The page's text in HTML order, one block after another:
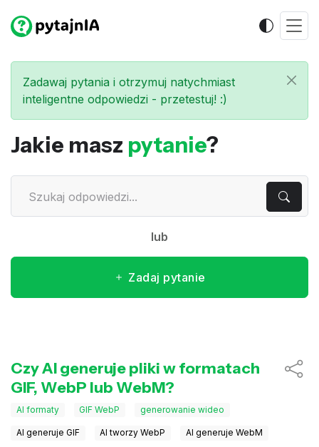
Zadawaj pytania i otrzymuj natychmiast
inteligentne odpowiedzi - przetestuj! :)
Jakie masz pytanie?
lub
Zadaj pytanie
Czy AI generuje pliki w formatach
GIF, WebP lub WebM?
AI formaty GIF WebP generowanie wideo
AI generuje GIF AI tworzy WebP AI generuje WebM